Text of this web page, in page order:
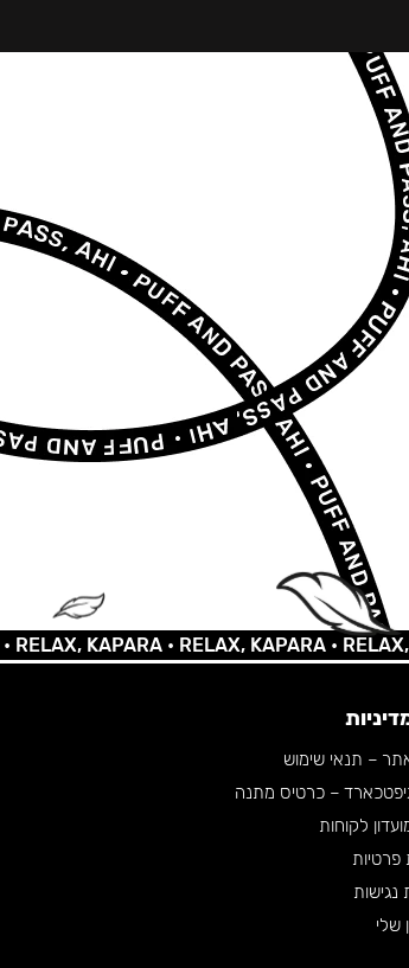
KAPARA •RELAX, KAPARA •RELAX,
– תנאי שימוש
– כרטיס מתנה
לקוחות
פרטיות
שלי